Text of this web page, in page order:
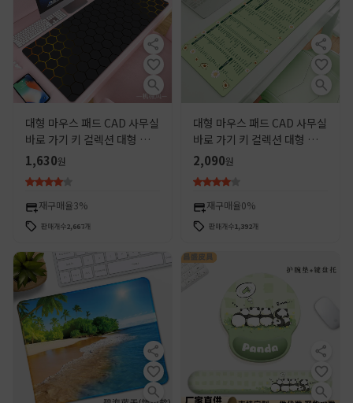
대형 마우스 패드 CAD 사무실
바로 가기 키 컬렉션 대형 데스
크탑 ps 컴퓨터 책상 매트 소
년과 소녀 키보드 매트
1,630원
재구매율3%
판매개수2,667개
대형 마우스 패드 CAD 사무실
바로 가기 키 컬렉션 대형 데스
크탑 ps 컴퓨터 책상 매트 소
년과 소녀 키보드 매트
2,090원
재구매율0%
판매개수1,392개